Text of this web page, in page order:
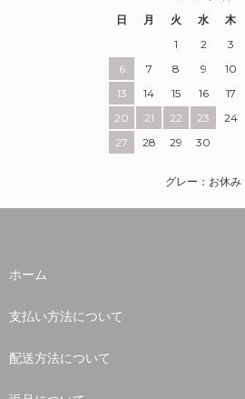
日
月 火 水 木
1
2 3
6
7 8 9 10
13
14 15 16 17
20
21 22 23 24
27
28 29 30
グレー：お休み
ホーム
支払い方法について
配送方法について